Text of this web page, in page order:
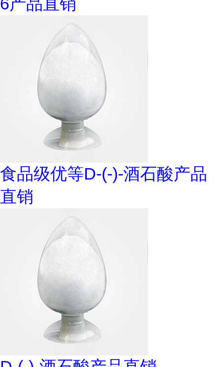
食品级优等D-(-)-酒石酸产品
直销